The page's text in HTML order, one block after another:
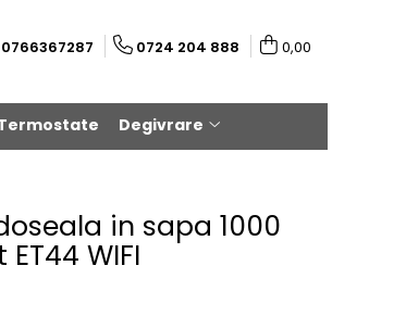
0766367287 0724 204 888 0,00
Degivrare
in sapa 1000
WIFI